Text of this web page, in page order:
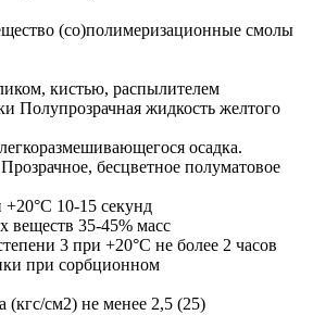
(со)полимеризационные смолы
кистью, распылителем
Полупрозрачная жидкость желтого
осадка.
бесцветное полуматовое
+20°С 10-15 секунд
веществ 35-45% масс
3 при +20°С не более 2 часов
при сорбционном
(кгс/см2) не менее 2,5 (25)